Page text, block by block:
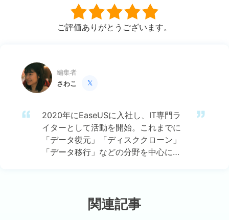
ご評価ありがとうございます。
編集者
さわこ

2020年にEaseUSに入社し、IT専門ラ
イターとして活動を開始。これまでに
「データ復元」「ディスククローン」
「データ移行」などの分野を中心に、
が特徴です。最新のソフトウェア事情
から実践的な操作手順まで、初心者か
関連記事